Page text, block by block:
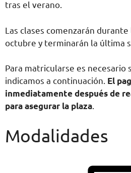
tras el verano.
Las clases comenzarán
octubre y terminarán la última
Para matricularse es necesario
indicamos a continuación. El
inmediatamente después de
para asegurar la plaza.
Modalidades